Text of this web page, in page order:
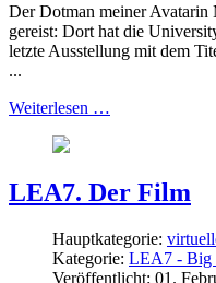
Der Dotman meiner Avatarin
gereist: Dort hat die
letzte Ausstellung mit dem
...
Weiterlesen …
LEA7. Der Film
Hauptkategorie:
Kategorie: LEA7 - Big
Veröffentlicht: 01.